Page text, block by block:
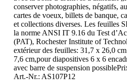
conserver photographies, négatifs,
cartes de voeux, billets de banque,
et collections diverses. Les feuilles
la norme ANSI IT 9.16 du Test
(PAT), Rochester Institute of
extérieur des feuilles: 31,7 x 26,0
7,6 cm,pour diapositives 6 x 6
avec barre de suspension
Art.-Nr.: AS107P12